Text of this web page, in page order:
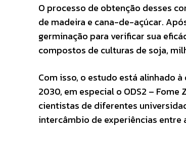
O processo de obtenção desses
de madeira e cana-de-açúcar.
germinação para verificar sua
compostos de culturas de soja,
Com isso, o estudo está alinhado
2030, em especial o ODS2 –
cientistas de diferentes
intercâmbio de experiências entre